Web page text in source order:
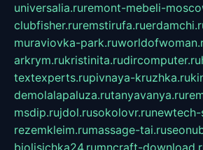
universalia.ruremont-mebeli-
clubfisher.ruremstirufa.ru
muraviovka-park.ru
arkrym.rukristinita.rudircomputer.ru
textexperts.rupivnaya-kruzhka.ru
demolalapaluza.rutanyavanya.ru
msdip.rujdol.rusokolovr.ru
rezemkleim.rumassage-tai.ru